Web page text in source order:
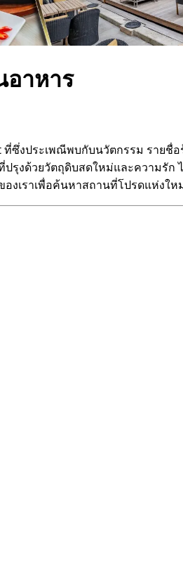
าหาร
ซึ่งประเพณีพบกับนวัตกรรม ราย
ปรุงด้วยวัตถุดิบสดใหม่และความ
งเราเพื่อค้นหาสถานที่โปรดแห่งใ